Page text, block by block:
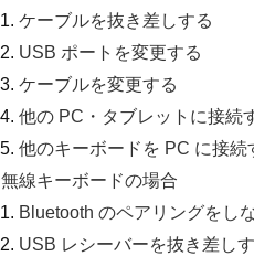
ケーブルを抜き差しする
USB ポートを変更する
ケーブルを変更する
他の PC・タブレットに接続
他のキーボードを PC に接続
無線キーボードの場合
Bluetooth のペアリングをし
USB レシーバーを抜き差し